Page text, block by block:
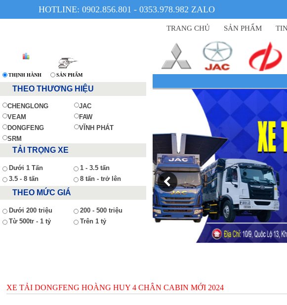
HOTLINE: 0902.856.801 - 0353.978.982 ZALO
TRANG CHỦ SẢN PHẨM
XE CÓ SẴN -
THỊNH HÀNH SẢN PHẨM
THEO THƯƠNG HIỆU
CHENGLONG
JAC
VEAM
FAW
DONGFENG
VĨNH PHÁT
SRM
TẢI TRỌNG XE
Dưới 1 Tấn
1 - 3.5 tấn
3.5 - 8 tấn
8 tấn - trở lên
THEO MỨC GIÁ
Dưới 200 triệu
200 - 500 triệu
Từ 500tr - 1 tỷ
Trên 1 tỷ
XE TẢI DONGFENG HOÀNG HUY 4 CHÂN CABIN MỚI 2024